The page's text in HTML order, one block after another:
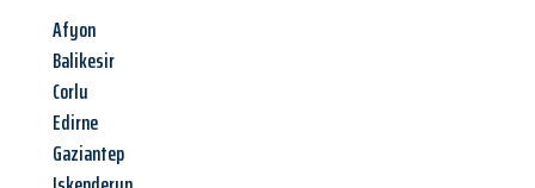
Afyon
Balikesir
Corlu
Edirne
Gaziantep